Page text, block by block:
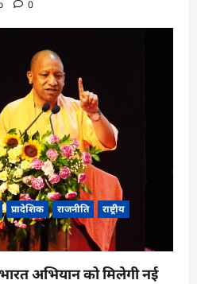
0
प्रादेशिक राजनीति
राष्ट्रीय
अभियान को मिलेगी नई